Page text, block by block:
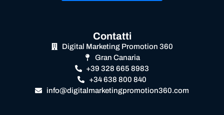
Contatti
Digital Marketing Promotion 360
Gran Canaria
+39 328 665 8983
+34 638 800 840
info@digitalmarketingpromotion360.com